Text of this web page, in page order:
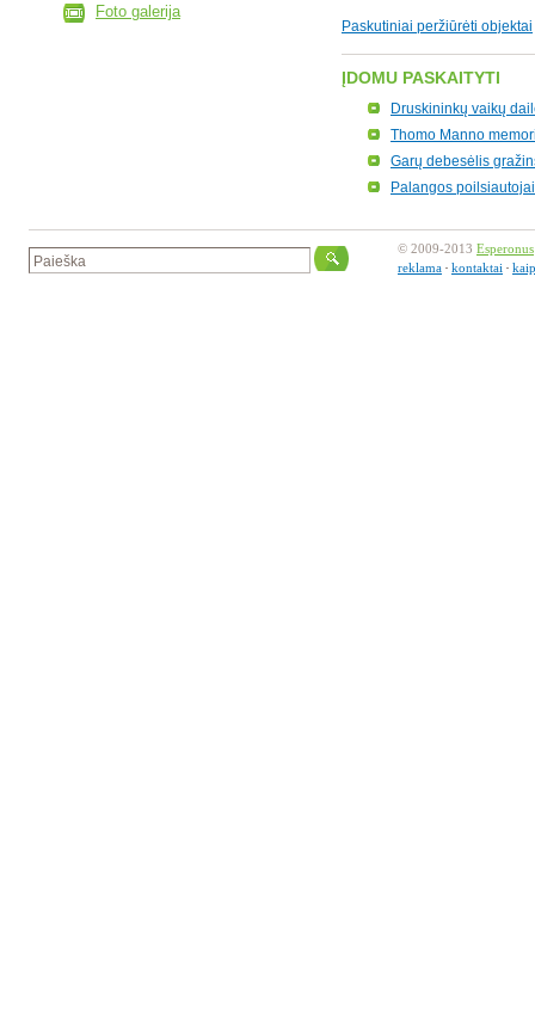
Foto galerija
Paskutiniai peržiūrėti objektai
ĮDOMU PASKAITYTI
Druskininkų vaikų
Thomo Manno
Garų debesėlis
Palangos
© 2009-2013 Esperonus
reklama
kontaktai